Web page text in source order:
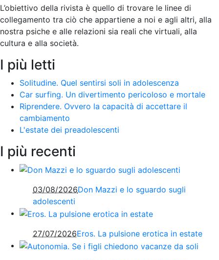
L’obiettivo della rivista è quello di trovare le linee di
collegamento tra ciò che appartiene a noi e agli altri, alla
nostra psiche e alle relazioni sia reali che virtuali, alla
cultura e alla società.
I più letti
Solitudine. Quel sentirsi soli in adolescenza
Car surfing. Un divertimento pericoloso e mortale
Riprendere. Ovvero la capacità di accettare il
cambiamento
L'estate dei preadolescenti
I più recenti
03/08/2026Don Mazzi e lo sguardo sugli
adolescenti
27/07/2026Eros. La pulsione erotica in estate